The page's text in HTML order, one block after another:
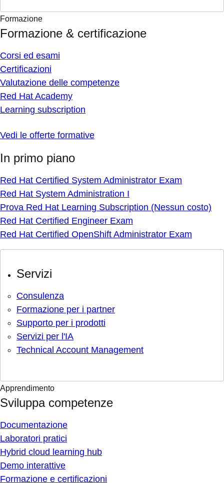
Formazione
Formazione & certificazione
Corsi ed esami
Certificazioni
Valutazione delle competenze
Red Hat Academy
Learning subscription
Vedi le offerte formative
In primo piano
Red Hat Certified System Administrator Exam
Red Hat System Administration I
Prova Red Hat Learning Subscription (Nessun costo)
Red Hat Certified Engineer Exam
Red Hat Certified OpenShift Administrator Exam
Servizi
Consulenza
Formazione per i partner
Supporto per i prodotti
Servizi per l'IA
Technical Account Management
Apprendimento
Sviluppa competenze
Documentazione
Laboratori pratici
Hybrid cloud learning hub
Demo interattive
Formazione e certificazioni